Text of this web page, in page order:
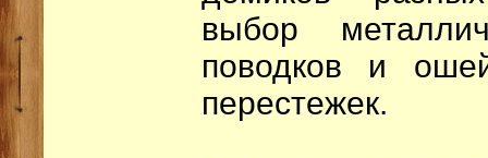
выбор
поводков и
перестежек.